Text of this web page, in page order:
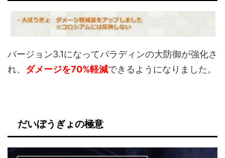
バージョン3.1になってパラディンの大防御が強化さ
れ、 ダメージを70%軽減できるようになりました。
だいぼうぎょの極意